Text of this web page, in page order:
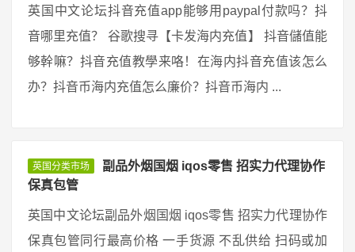
英国中文论坛抖音充值app能够用paypal付款吗？抖
音哪里充值？ 谷歌搜寻【卡发海内充值】 抖音儲值能
够幹嘛？抖音充值教學来咯！在海内抖音充值该怎么
办？抖音币海内充值怎么廉价？抖音币海内 ...
英国分类市场
副品外烟国烟 iqos零售 招实力代理协作
保真包管
英国中文论坛副品外烟国烟 iqos零售 招实力代理协作
保真包管同行最高价格 一手货源 不乱供给 扫码或加